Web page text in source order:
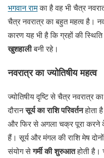
भगवान रामका है वह भी चैत्र
चैत्र नवरात्र का बहुत महत्व है।
कारण यह भी है क‌ि ग्रहों की स्थ‌ित‌ि
खुशहालीबनी रहे।
नवरात्र काज्योतिषीय महत्व
ज्योत‌िषीय दृष्ट‌ि से चैत्र नवरात्र
दौरानसूर्य का राश‌ि पर‌िवर्तनहोता
और फ‌िर से अगला चक्र पूरा करने
हैं। सूर्य और मंगल की राश‌ि मेष
संयोग सेगर्मी की शुरुआतहोती है।